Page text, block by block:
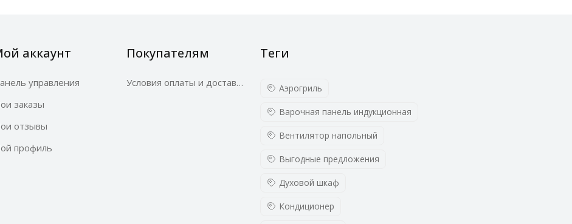
аккаунт
управления
заказы
отзывы
профиль
Покупателям
Условия оплаты и доставки
Теги
Аэрогриль
Варочная панель индукционная
Вентилятор напольный
Выгодные предложения
Духовой шкаф
Кондиционер